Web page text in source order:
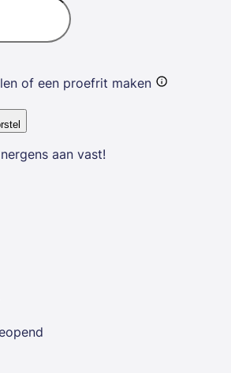
of een proefrit maken
aan vast!